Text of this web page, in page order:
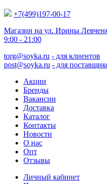
+7(499)197-00-17
Магазин на ул. Ирины
9:00 - 21:00
torg@soyka.ru - для клиентов
post@soyka.ru - для
Акции
Бренды
Вакансии
Доставка
Каталог
Контакты
Новости
О нас
Опт
Отзывы
Личный кабинет